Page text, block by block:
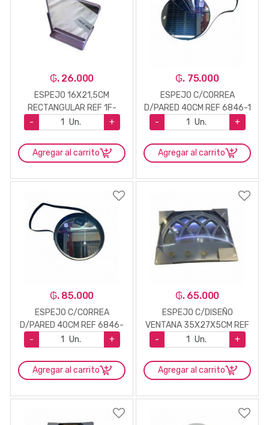
₲. 26.000
ESPEJO 16X21,5CM
RECTANGULAR REF 1F-
009-22
- Un. +
Agregar al carrito
₲. 75.000
ESPEJO C/CORREA
D/PARED 40CM REF 6846-1
-
Un. +
Agregar al carrito
₲. 85.000
ESPEJO C/CORREA
D/PARED 40CM REF 6846-
2
- Un. +
Agregar al carrito
₲. 65.000
ESPEJO C/DISEÑO
VENTANA 35X27X5CM REF
6846-8
- Un. +
Agregar al carrito